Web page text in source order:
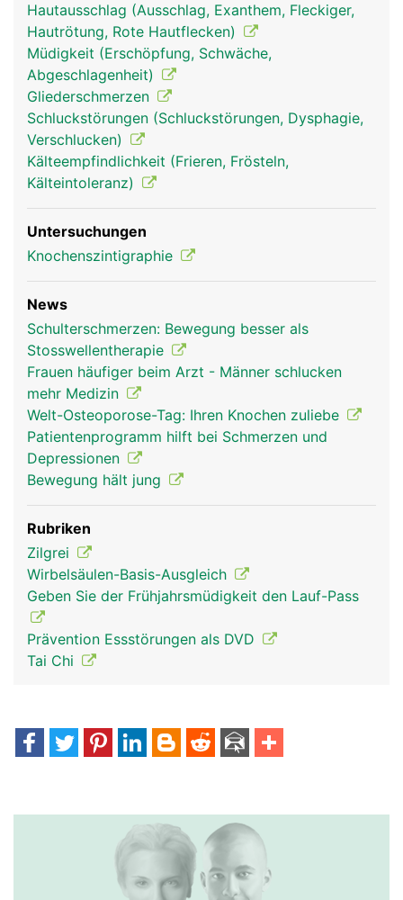
Hautausschlag (Ausschlag, Exanthem, Fleckiger,
Hautrötung, Rote Hautflecken)
Müdigkeit (Erschöpfung, Schwäche,
Abgeschlagenheit)
Gliederschmerzen
Schluckstörungen (Schluckstörungen, Dysphagie,
Verschlucken)
Kälteempfindlichkeit (Frieren, Frösteln,
Kälteintoleranz)
Untersuchungen
Knochenszintigraphie
News
Schulterschmerzen: Bewegung besser als
Stosswellentherapie
Frauen häufiger beim Arzt - Männer schlucken
mehr Medizin
Welt-Osteoporose-Tag: Ihren Knochen zuliebe
Patientenprogramm hilft bei Schmerzen und
Depressionen
Bewegung hält jung
Rubriken
Zilgrei
Wirbelsäulen-Basis-Ausgleich
Geben Sie der Frühjahrsmüdigkeit den Lauf-Pass
Prävention Essstörungen als DVD
Tai Chi